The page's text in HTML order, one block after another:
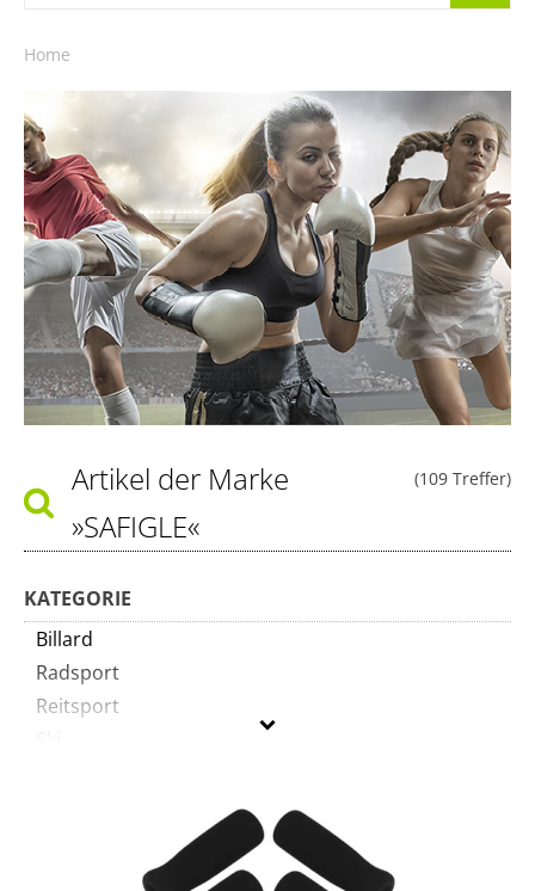
Home
(109 Treffer)
Artikel der Marke
»SAFIGLE«
KATEGORIE
Billard
Radsport
Reitsport